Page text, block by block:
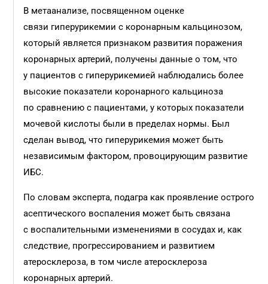
В метаанализе, посвященном оценке
связи гиперурикемии с коронарным кальцинозом,
который является признаком развития поражения
коронарных артерий, получены данные о том, что
у пациентов с гиперурикемией наблюдались более
высокие показатели коронарного кальциноза
по сравнению с пациентами, у которых показатели
мочевой кислоты были в пределах нормы. Был
сделан вывод, что гиперурикемия может быть
независимым фактором, провоцирующим развитие
ИБС.
По словам эксперта, подагра как проявление острого
асептического воспаления может быть связана
с воспалительными изменениями в сосудах и, как
следствие, прогрессированием и развитием
атеросклероза, в том числе атеросклероза
коронарных артерий.